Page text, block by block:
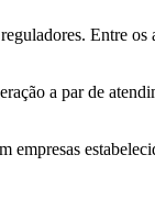
Entre
a par de